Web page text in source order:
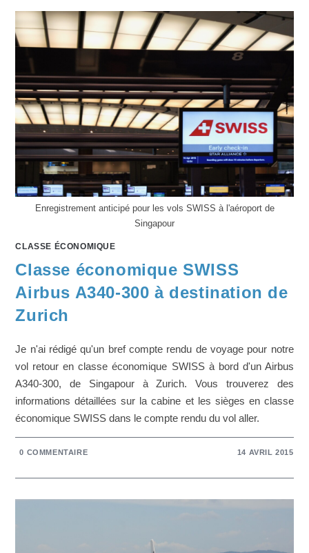
Enregistrement anticipé pour les vols SWISS à l'aéroport de
Singapour
CLASSE ÉCONOMIQUE
Classe économique SWISS
Airbus A340-300 à destination de
Zurich
Je n'ai rédigé qu'un bref compte rendu de voyage pour notre
vol retour en classe économique SWISS à bord d'un Airbus
A340-300, de Singapour à Zurich. Vous trouverez des
informations détaillées sur la cabine et les sièges en classe
économique SWISS dans le compte rendu du vol aller.
0 COMMENTAIRE 14 AVRIL 2015